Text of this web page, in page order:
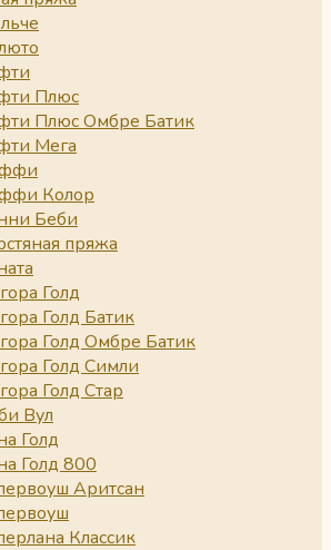
Плюс
Плюс Омбре Батик
Мега
Колор
Беби
пряжа
Голд
Голд Батик
Голд Омбре Батик
Голд Симли
Голд Стар
Вул
Голд
Голд 800
Аритсан
Классик